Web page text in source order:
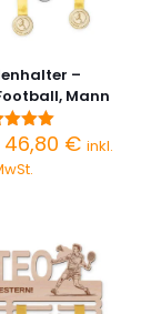
–
Mann
mit
46,80 € inkl.